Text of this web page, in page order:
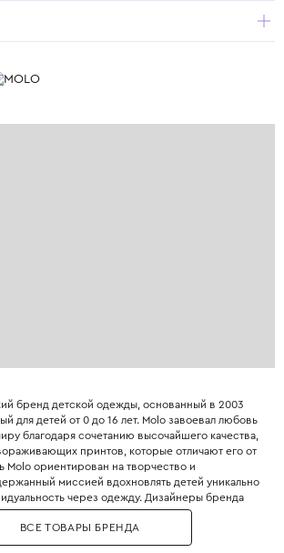
бренд детской одежды, основанный в 2003
для детей от 0 до 16 лет. Molo завоевал любовь
благодаря сочетанию высочайшего качества,
принтов, которые отличают его от
Molo ориентирован на творчество и
миссией вдохновлять детей уникально
через одежду. Дизайнеры бренда
предлагая юным модникам одежду,
цветами, динозаврами и космическими
Molo является линейка мембранной
ВСЕ ТОВАРЫ БРЕНДА